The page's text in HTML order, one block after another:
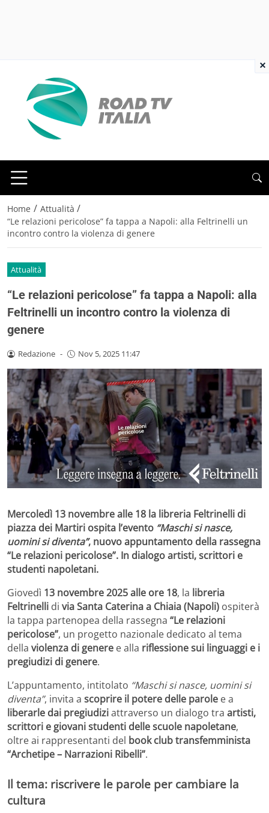
Home / Attualità /
“Le relazioni pericolose” fa tappa a Napoli: alla Feltrinelli un
incontro contro la violenza di genere
Attualità
“Le relazioni pericolose” fa tappa a Napoli: alla
Feltrinelli un incontro contro la violenza di
genere
Redazione - Nov 5, 2025 11:47
Mercoledì 13 novembre alle 18 la libreria Feltrinelli di
piazza dei Martiri ospita l’evento “Maschi si nasce,
uomini si diventa”, nuovo appuntamento della rassegna
“Le relazioni pericolose”. In dialogo artisti, scrittori e
studenti napoletani.
Giovedì 13 novembre 2025 alle ore 18, la libreria
Feltrinelli di via Santa Caterina a Chiaia (Napoli) ospiterà
la tappa partenopea della rassegna “Le relazioni
pericolose”, un progetto nazionale dedicato al tema
della violenza di genere e alla riflessione sui linguaggi e i
pregiudizi di genere.
L’appuntamento, intitolato “Maschi si nasce, uomini si
diventa”, invita a scoprire il potere delle parole e a
liberarle dai pregiudiziattraverso un dialogo tra artisti,
scrittori e giovani studenti delle scuole napoletane,
oltre ai rappresentanti del book club transfemminista
“Archetipe – Narrazioni Ribelli”.
Il tema: riscrivere le parole per cambiare la
cultura
×